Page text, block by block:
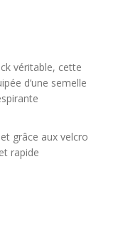
véritable, cette
d’une semelle
grâce aux velcro
rapide